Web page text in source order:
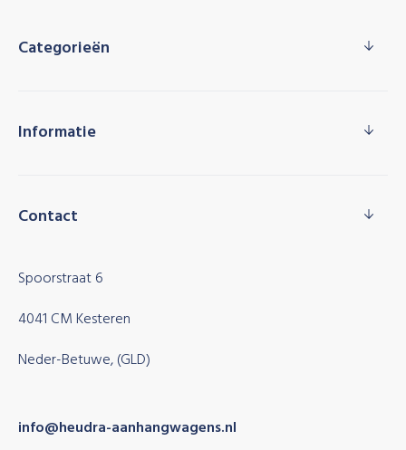
Categorieën
Informatie
Contact
Spoorstraat 6
4041 CM Kesteren
Neder-Betuwe, (GLD)
info@heudra-aanhangwagens.nl